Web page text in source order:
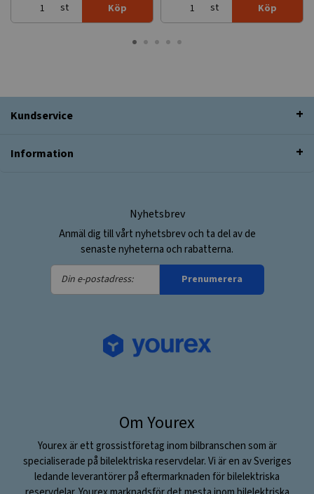
st Köp st Köp
Kundservice
Information
Nyhetsbrev
Anmäl dig till vårt nyhetsbrev och ta del av de
senaste nyheterna och rabatterna.
Din
e-
Prenumerera
Om Yourex
Yourex är ett grossistföretag inom bilbranschen som är
specialiserade på bilelektriska reservdelar. Vi är en av Sveriges
ledande leverantörer på eftermarknaden för bilelektriska